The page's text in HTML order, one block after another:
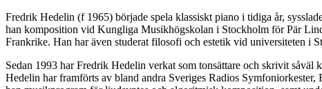
Fredrik Hedelin (f 1965) började spela klassiskt piano i tidiga år,
han komposition vid Kungliga Musikhögskolan i Stockholm för Pär
Frankrike. Han har även studerat filosofi och estetik vid universiteten i
Sedan 1993 har Fredrik Hedelin verkat som tonsättare och skrivit
Hedelin har framförts av bland andra Sveriges Radios